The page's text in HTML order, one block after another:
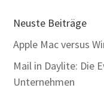
Neuste Beiträge
Apple Mac versus
Mail in Daylite: Die
Unternehmen